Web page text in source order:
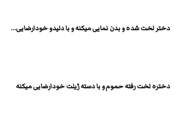
دختر لخت شده و بدن نمایی میکنه و با دلیدو خودارضایی...
دختره لخت رفته حموم و با دسته ژیلت خودارضایی میکنه